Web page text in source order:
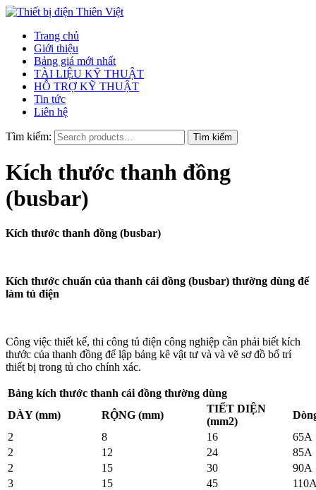
Trang chủ
Giới thiệu
Bảng giá mới nhất
TÀI LIỆU KỸ THUẬT
HỖ TRỢ KỸ THUẬT
Tin tức
Liên hệ
Tìm kiếm:
Kích thước thanh đồng
(busbar)
Kích thước thanh đồng (busbar)
Kích thước chuẩn của thanh cái đồng (busbar) thường dùng để
làm tủ điện
Công việc thiết kế, thi công tủ điện công nghiệp cần phải biết kích
thước của thanh đồng để lập bảng kê vật tư và và vẽ sơ đồ bố trí
thiết bị trong tủ cho chính xác.
Bảng kích thước thanh cái đồng thường dùng
DÀY (mm)
RỘNG (mm)
TIẾT DIỆN
(mm2)
2
8 16
65A
2
12 24
85A
2
15 30
90A
3
15 45